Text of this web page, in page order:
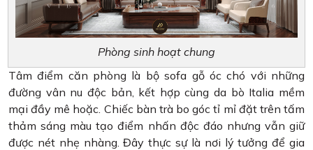
Phòng sinh hoạt chung
Tâm điểm căn phòng là bộ sofa gỗ óc chó với những
đường vân nu độc bản, kết hợp cùng da bò Italia mềm
mại đầy mê hoặc. Chiếc bàn trà bo góc tỉ mỉ đặt trên tấm
thảm sáng màu tạo điểm nhấn độc đáo nhưng vẫn giữ
được nét nhẹ nhàng. Đây thực sự là nơi lý tưởng để gia